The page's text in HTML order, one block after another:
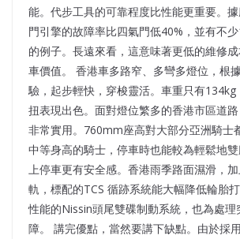
能。代步工具的可靠程度比性能更重要。
門引擎的故障率比四氣門低40%，並有不
的例子。長遠來看，這意味著更低的維修
車價值。 香港車多路窄、多彎多燈位，根
驗，起步輕快，穿梭靈活。車重只有
扭表現出色。面對燈位繁多的香港市區道
非常實用。760mm座高對大部分亞洲騎士
中等身高的騎士，停車時也能較為輕鬆地
上停車更有安全感。香港雨季路面濕滑，
軌，標配的TCS 循跡系統能大幅降低輪胎
性能的Nissin頭尾雙碟制動系統，也為處理
障。 講完優點，當然要講下缺點。由於採